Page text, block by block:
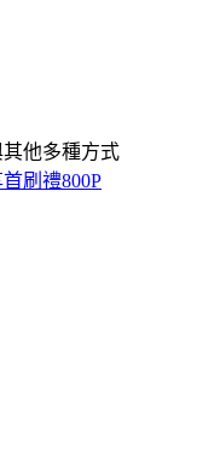
他多種方式
刷禮800P